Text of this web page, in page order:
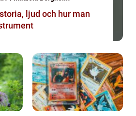
ljud och hur man